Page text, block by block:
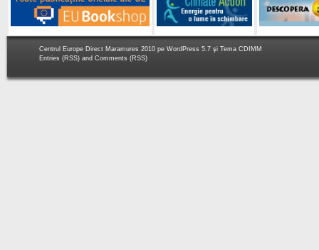
Centrul Europe Direct Maramures 2010 pe WordPress 5.7 şi Tema CDIMM
Entries (RSS) and Comments (RSS)